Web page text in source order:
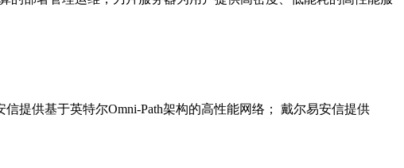
提供基于英特尔Omni-Path架构的高性能网络； 戴尔易安信提供